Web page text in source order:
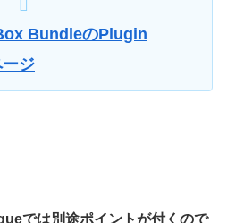
BundleのPlugin
ジ
では別途ポイントが付くので